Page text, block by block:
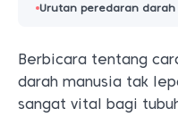
Urutan peredaran
Berbicara tentang
darah manusia tak
sangat vital bagi